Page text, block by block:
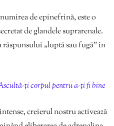
de epinefrină, este o
de glandele suprarenale.
răspunsului „luptă sau fugă” în
ți corpul pentru a-ți fi bine
creierul nostru activează